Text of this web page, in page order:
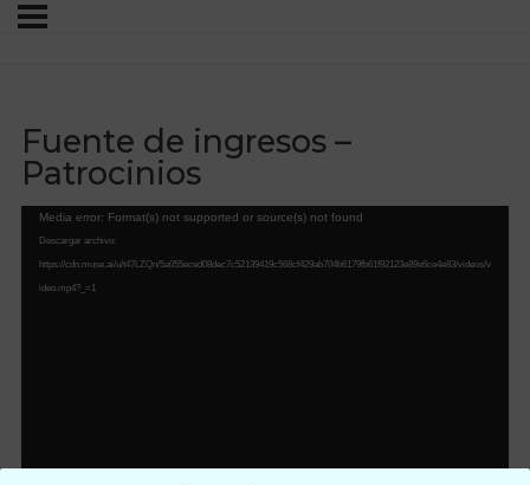
Fuente de ingresos –
Patrocinios
Reproductor
vídeo
Media error: Format(s) not supported or source(s) not found
Descargar archivo:
https://cdn.muse.ai/u/t47LZQn/5a055eced08dec7c52139419c568cf429ab704b6179fb61f92123e89e6ce4e83/videos/v
ideo.mp4?_=1